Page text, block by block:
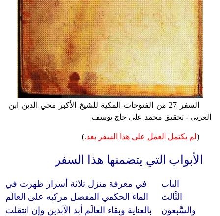
السفر 27 من الفتوحات المكية للشيخ الأكبر محي الدين ابن
العربي - تحقيق محمد علي حاج يوسف
(لم يكتمل العمل على هذا السفر بعد.)
الأبواب التي يتضمنها هذا السفر
الباب
الثَّالث
والسَّبعون
في معرفة منزل ثلاثة أسرار ظهرت في
الماء الحكمي المفصل مركبه على العالَم
بالعناية وبقاء العالَم أبد الآبدين وإن انتقلت